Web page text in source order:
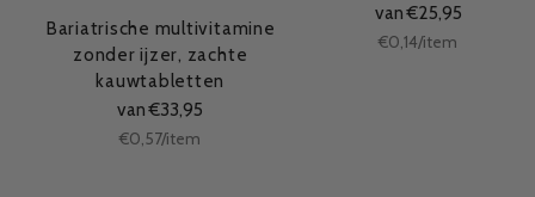
Bariatrische multivitamine
zonder ijzer, zachte
kauwtabletten
van €33,95
Stukprijs
€0,57/per
item
van €25,95
Stukprijs
€0,14/per
item